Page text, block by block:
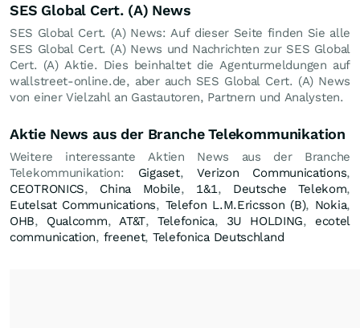
SES Global Cert. (A) News
SES Global Cert. (A) News: Auf dieser Seite finden Sie alle
SES Global Cert. (A) News und Nachrichten zur SES Global
Cert. (A) Aktie. Dies beinhaltet die Agenturmeldungen auf
wallstreet-online.de, aber auch SES Global Cert. (A) News
von einer Vielzahl an Gastautoren, Partnern und Analysten.
Aktie News aus der Branche Telekommunikation
Weitere interessante Aktien News aus der Branche
Telekommunikation: Gigaset,Verizon Communications,
CEOTRONICS, China Mobile, 1&1, Deutsche Telekom,
Eutelsat Communications, Telefon L.M.Ericsson (B), Nokia,
OHB, Qualcomm,AT&T, Telefonica, 3U HOLDING, ecotel
communication, freenet, Telefonica Deutschland